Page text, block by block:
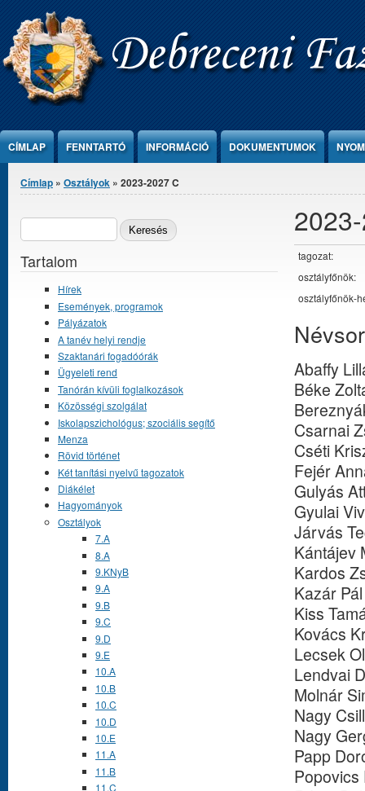
Ugrás a tartalomra
CÍMLAP FENNTARTÓ INFORMÁCIÓ DOKUMENTUMOK
Jelenlegi hely
Címlap » Osztályok » 2023-2027 C
tagozat:
osztályfőnök:
osztályfőnök-
Névsor
Abaffy
Béke
Csarnai
Cséti
Fejér
Gulyás
Gyulai
Járvás
Kántájev
Kardos
Kazár
Kiss
Kovács
Lecsek
Lendvai
Molnár
Nagy
Nagy
Papp
Popovics
Keresés űrlap
Tartalom
Hírek
Események, programok
Pályázatok
A tanév helyi rendje
Szaktanári fogadóórák
Ügyeleti rend
Tanórán kívüli foglalkozások
Közösségi szolgálat
Iskolapszichológus; szociális segítő
Menza
Rövid történet
Két tanítási nyelvű tagozatok
Diákélet
Hagyományok
Osztályok
7.A
8.A
9.KNyB
9.A
9.B
9.C
9.D
9.E
10.A
10.B
10.C
10.D
10.E
11.A
11.B
11.C